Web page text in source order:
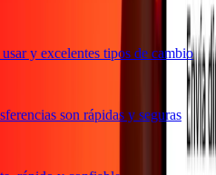
y excelentes tipos de cambio
son rápidas y seguras